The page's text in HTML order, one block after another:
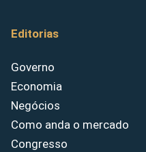
Editorias
Governo
Economia
Negócios
Como anda o mercado
Congresso